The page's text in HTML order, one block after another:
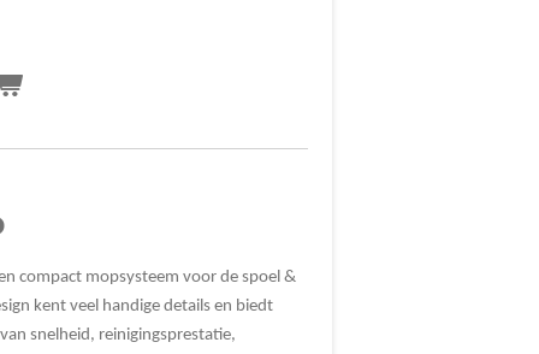
compact mopsysteem voor de spoel &
kent veel handige details en biedt
snelheid, reinigingsprestatie,